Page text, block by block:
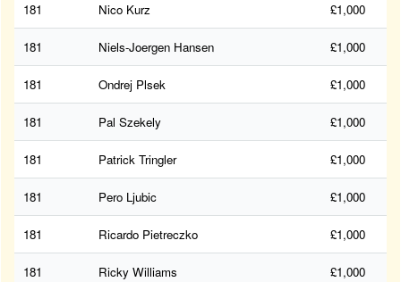
181 Nico Kurz £1,000
181 Niels-Joergen Hansen £1,000
181 Ondrej Plsek £1,000
181 Pal Szekely £1,000
181 Patrick Tringler £1,000
181 Pero Ljubic £1,000
181 Ricardo Pietreczko £1,000
181 Ricky Williams £1,000